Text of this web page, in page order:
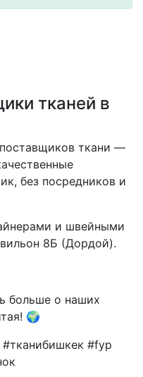
тканей в
ткани —
без посредников и
и швейными
8Б (Дордой).
больше о наших
🌍
#тканибишкек #fyp